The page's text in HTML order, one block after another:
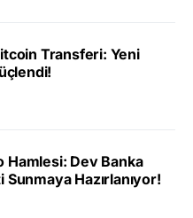
Transferi: Yeni
Hamlesi: Dev Banka
Hazırlanıyor!